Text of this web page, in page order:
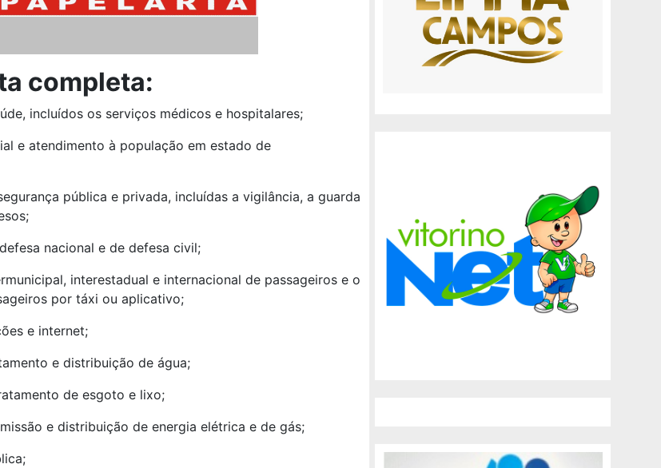
completa:
incluídos os serviços médicos e hospitalares;
e atendimento à população em estado de
pública e privada, incluídas a vigilância, a guarda
nacional e de defesa civil;
interestadual e internacional de passageiros e o
por táxi ou aplicativo;
e internet;
e distribuição de água;
de esgoto e lixo;
e distribuição de energia elétrica e de gás;